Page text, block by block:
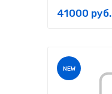
41000 руб.
NEW